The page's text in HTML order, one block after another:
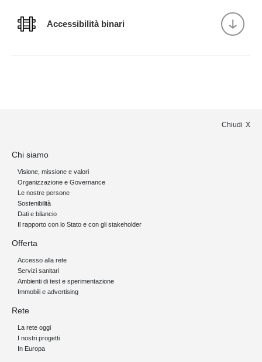
Accessibilità binari
Chiudi
Chi siamo
Visione, missione e valori
Organizzazione e Governance
Le nostre persone
Sostenibilità
Dati e bilancio
Il rapporto con lo Stato e con gli stakeholder
Offerta
Accesso alla rete
Servizi sanitari
Ambienti di test e sperimentazione
Immobili e advertising
Rete
La rete oggi
I nostri progetti
In Europa